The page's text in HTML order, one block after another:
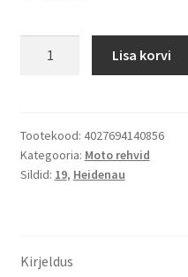
(M+S)
110/80
B
(esirehv)
Lisa korvi
Tootekood: 4027694140856
Kategooria: Moto rehvid
Sildid: 19, Heidenau
Kirjeldus